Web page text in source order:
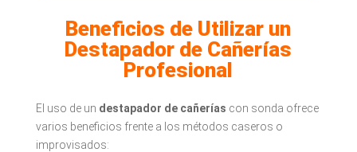
Beneficios de Utilizar un
Destapador de Cañerías
Profesional
El uso de un destapador de cañerías con sonda ofrece
varios beneficios frente a los métodos caseros o
improvisados: